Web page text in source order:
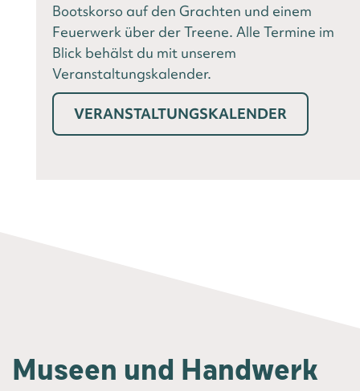
Bootskorso auf den Grachten und einem
Feuerwerk über der Treene. Alle Termine im
Blick behälst du mit unserem
Veranstaltungskalender.
VERANSTALTUNGSKALENDER
Museen und Handwerk